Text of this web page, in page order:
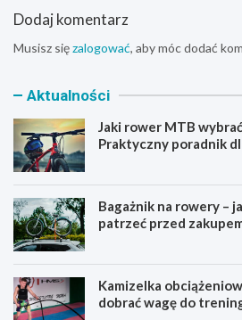
Dodaj komentarz
Musisz sięzalogować, aby móc dodać
Aktualności
Jaki rower MTB
Praktyczny poradnik
Bagażnik na rowery –
patrzeć przed
Kamizelka
dobrać wagę do